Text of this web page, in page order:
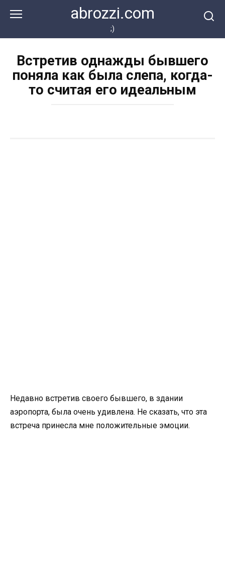
abrozzi.com
;)
Встретив однажды бывшего
поняла как была слепа, когда-
то считая его идеальным
Недавно встретив своего бывшего, в здании
аэропорта, была очень удивлена. Не сказать, что эта
встреча принесла мне положительные эмоции.